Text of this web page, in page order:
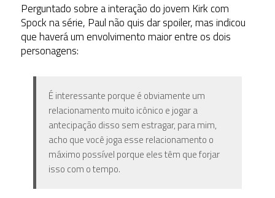
Perguntado sobre a interação do jovem Kirk com
Spock na série, Paul não quis dar spoiler, mas indicou
que haverá um envolvimento maior entre os dois
personagens:
É interessante porque é obviamente um
relacionamento muito icônico e jogar a
antecipação disso sem estragar, para mim,
acho que você joga esse relacionamento o
máximo possível porque eles têm que forjar
isso com o tempo.